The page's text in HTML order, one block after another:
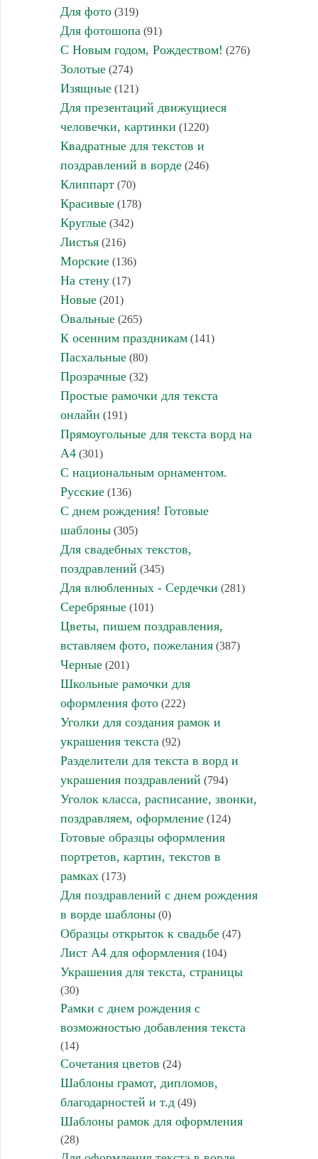
Для фото(319)
Для фотошопа (91)
С Новым годом, Рождеством! (276)
Золотые(274)
Изящные(121)
Для презентаций движущиеся
человечки, картинки (1220)
Квадратные для текстов и
поздравлений в ворде(246)
Клиппарт(70)
Красивые(178)
Круглые(342)
Листья(216)
Морские(136)
На стену(17)
Новые(201)
Овальные(265)
К осенним праздникам(141)
Пасхальные(80)
Прозрачные(32)
Простые рамочки для текста
онлайн (191)
Прямоугольные для текста ворд на
А4(301)
С национальным орнаментом.
Русские(136)
С днем рождения! Готовые
шаблоны(305)
Для свадебных текстов,
поздравлений (345)
Для влюбленных - Сердечки (281)
Серебряные(101)
Цветы, пишем поздравления,
вставляем фото, пожелания(387)
Черные(201)
Школьные рамочки для
оформления фото(222)
Уголки для создания рамок и
украшения текста (92)
Разделители для текста в ворд и
украшения поздравлений (794)
Уголок класса, расписание, звонки,
поздравляем, оформление(124)
Готовые образцы оформления
портретов, картин, текстов в
рамках(173)
Для поздравлений с днем рождения
в ворде шаблоны(0)
Образцы открыток к свадьбе(47)
Лист А4 для оформления(104)
Украшения для текста, страницы
(30)
Рамки с днем рождения с
возможностью добавления текста
(14)
Сочетания цветов (24)
Шаблоны грамот, дипломов,
благодарностей и т.д(49)
Шаблоны рамок для оформления
(28)